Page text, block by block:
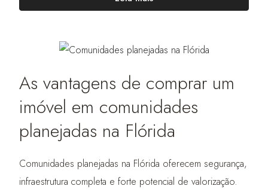
As vantagens de comprar um
imóvel em comunidades
planejadas na Flórida
Comunidades planejadas na Flórida oferecem segurança,
infraestrutura completa e forte potencial de valorização.